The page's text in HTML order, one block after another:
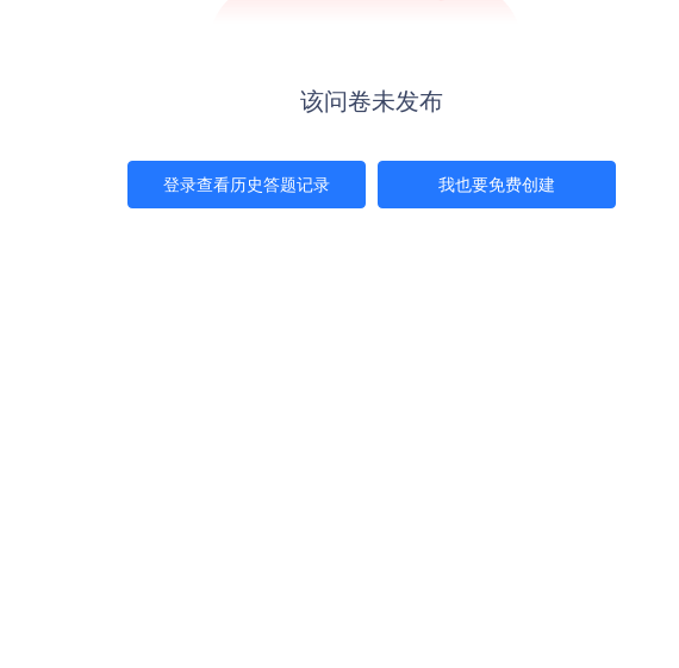
该问卷未发布
登录查看历史答题记录 我也要免费创建